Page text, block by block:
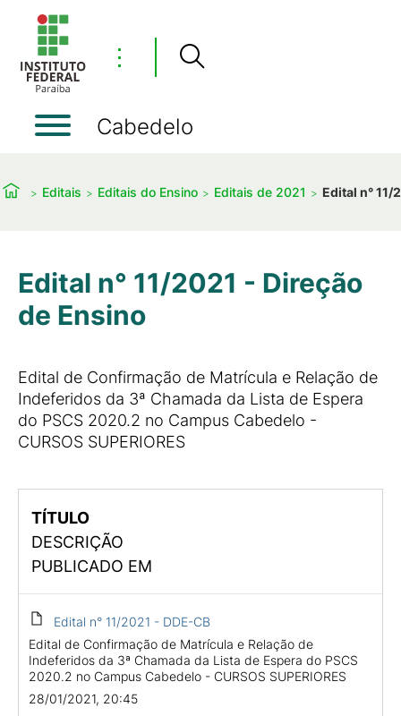
⋮
Cabedelo
Editais Editais do Ensino Editais de 2021 Edital n° 11/
Edital n° 11/2021 - Direção
de Ensino
Edital de Confirmação de Matrícula e Relação de
Indeferidos da 3ª Chamada da Lista de Espera
do PSCS 2020.2 no Campus Cabedelo -
CURSOS SUPERIORES
TÍTULO
DESCRIÇÃO
PUBLICADO EM
Edital n° 11/2021 - DDE-CB
Edital de Confirmação de Matrícula e Relação de
Indeferidos da 3ª Chamada da Lista de Espera do PSCS
2020.2 no Campus Cabedelo - CURSOS SUPERIORES
28/01/2021, 20:45